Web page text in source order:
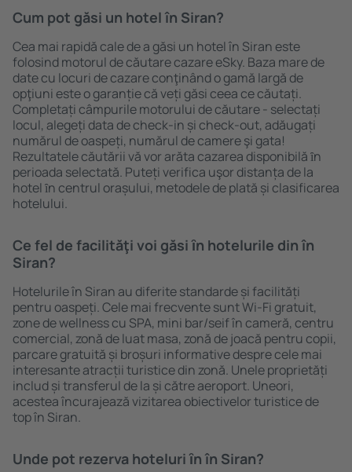
Cum pot găsi un hotel în Siran?
Cea mai rapidă cale de a găsi un hotel în Siran este
folosind motorul de căutare cazare eSky. Baza mare de
date cu locuri de cazare conţinând o gamă largă de
opţiuni este o garanție că veți găsi ceea ce căutați.
Completați câmpurile motorului de căutare - selectați
locul, alegeți data de check-in și check-out, adăugați
numărul de oaspeți, numărul de camere şi gata!
Rezultatele căutării vă vor arăta cazarea disponibilă ȋn
perioada selectată. Puteți verifica uşor distanța de la
hotel ȋn centrul orașului, metodele de plată și clasificarea
hotelului.
Ce fel de facilităţi voi găsi ȋn hotelurile din în
Siran?
Hotelurile în Siran au diferite standarde și facilități
pentru oaspeți. Cele mai frecvente sunt Wi-Fi gratuit,
zone de wellness cu SPA, mini bar/seif în cameră, centru
comercial, zonă de luat masa, zonă de joacă pentru copii,
parcare gratuită și broșuri informative despre cele mai
interesante atracții turistice din zonă. Unele proprietăți
includ și transferul de la și către aeroport. Uneori,
acestea încurajează vizitarea obiectivelor turistice de
top în Siran.
Unde pot rezerva hoteluri ȋn în Siran?